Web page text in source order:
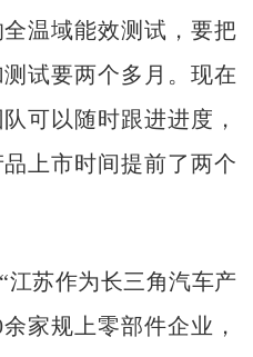
温域能效测试，要把
试要两个多月。现在
可以随时跟进进度，
上市时间提前了两个
苏作为长三角汽车产
家规上零部件企业，